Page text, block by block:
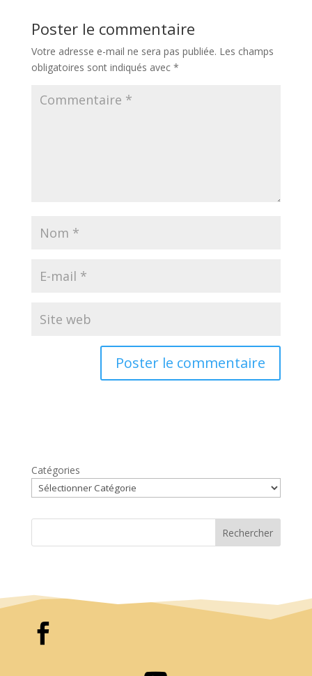
Poster le commentaire
Votre adresse e-mail ne sera pas publiée. Les champs
obligatoires sont indiqués avec *
Catégories
Rechercher
